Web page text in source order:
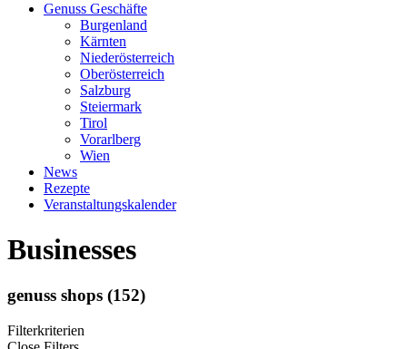
Genuss Geschäfte
Burgenland
Kärnten
Niederösterreich
Oberösterreich
Salzburg
Steiermark
Tirol
Vorarlberg
Wien
News
Rezepte
Veranstaltungskalender
Businesses
genuss shops (152)
Filterkriterien